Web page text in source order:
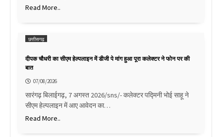
Read More..
छत्तीसगढ़
दीपक चौधरी का सीएम हेल्पलाइन में डीजी पे मांग हुआ पूरा कलेक्टर ने फोन पर की
बात
07/08/2026
सारंगढ़ बिलाईगढ़, 7 अगस्त 2026/sns/- कलेक्टर पद्मिनी भोई साहू ने
सीएम हेल्पलाइन में आए आवेदन का…
Read More..